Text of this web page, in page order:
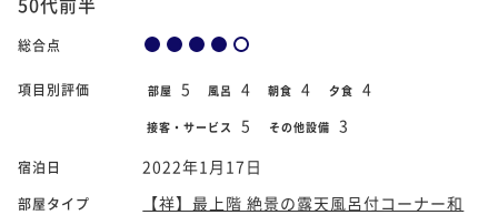
総合点
項目別評価 部屋 5 風呂 4 朝食 4 夕食 4
接客・サービス 5 その他設備 3
宿泊日 2022年1月17日
部屋タイプ
【祥】最上階 絶景の露天風呂付コーナー和